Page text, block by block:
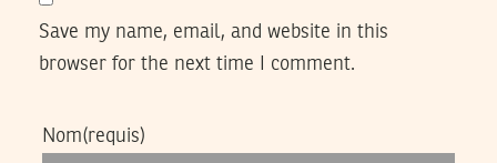
Save my name, email, and website in this
browser for the next time I comment.
Nom(requis)